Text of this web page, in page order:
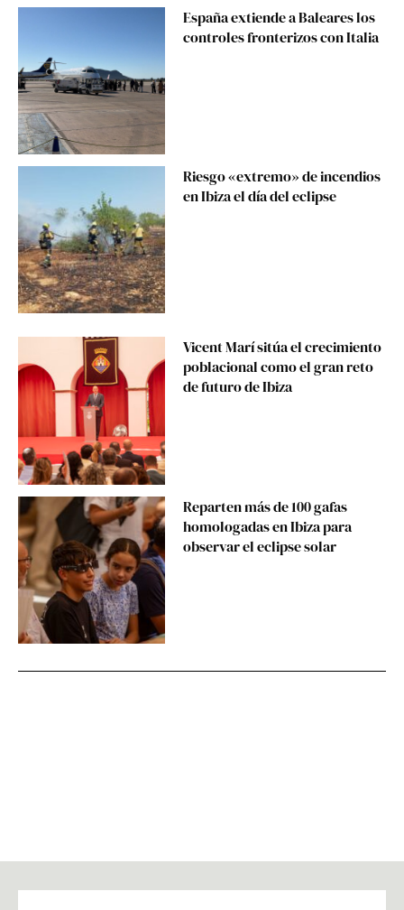
España extiende a Baleares los
controles fronterizos con Italia
Riesgo «extremo» de incendios
en Ibiza el día del eclipse
Vicent Marí sitúa el crecimiento
poblacional como el gran reto
de futuro de Ibiza
Reparten más de 100 gafas
homologadas en Ibiza para
observar el eclipse solar